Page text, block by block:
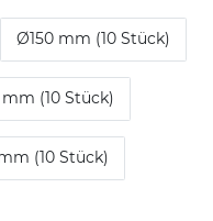
Ø150 mm (10 Stück)
(10 Stück)
(10 Stück)